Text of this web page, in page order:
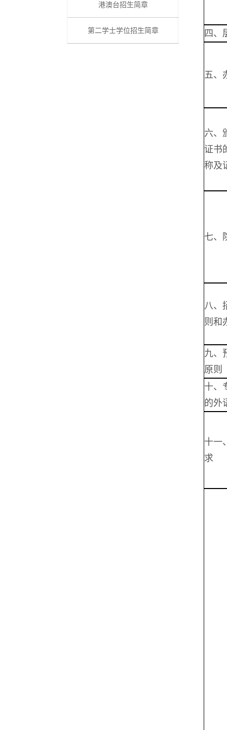
港澳台招生简章
第二学士学位招生简章 四、
五、
六、
证书
称及
七、
八、
则和
九、
原则
十、
的外
十一
求